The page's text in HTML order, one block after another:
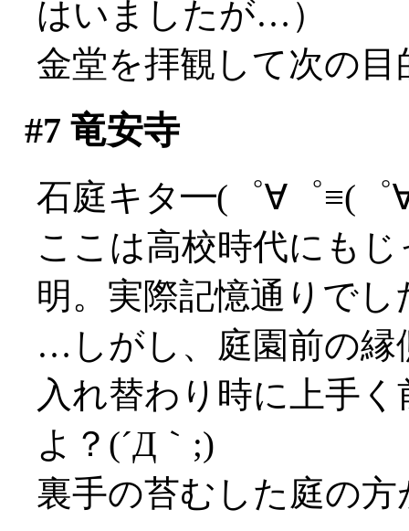
はいましたが…）
金堂を拝観して次の目
#7 竜安寺
石庭キタ━(゜∀゜≡(
ここは高校時代にも
明。実際記憶通りでし
…しがし、庭園前の縁
入れ替わり時に上手
よ？(´Д｀;)
裏手の苔むした庭の